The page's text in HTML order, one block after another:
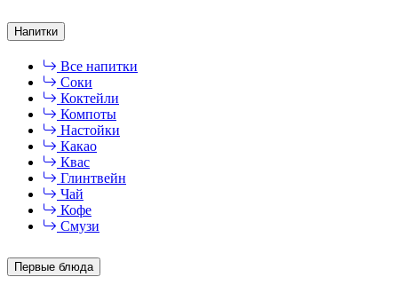
Напитки
Все напитки
Соки
Коктейли
Компоты
Настойки
Какао
Квас
Глинтвейн
Чай
Кофе
Смузи
Первые блюда